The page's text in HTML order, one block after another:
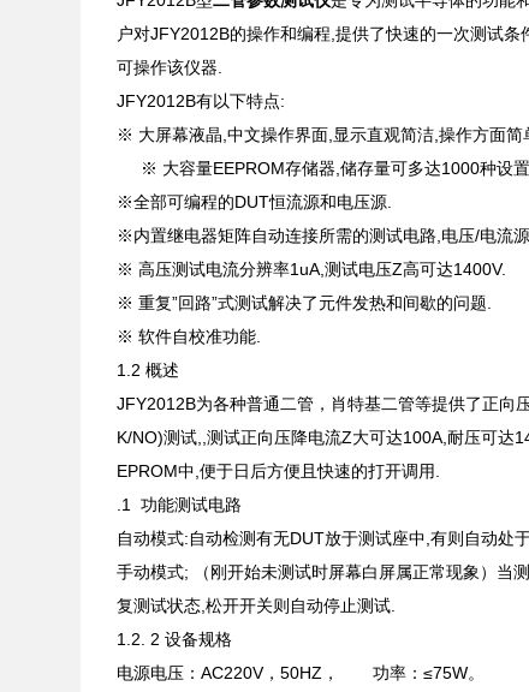
户对JFY2012B的操作和编程,提供了快速的一次测试
可操作该仪器.
JFY2012B有以下特点:
※ 大屏幕液晶,中文操作界面,显示直观简洁,操作方面简
※ 大容量EEPROM存储器,储存量可多达1000种设置
※全部可编程的DUT恒流源和电压源.
※内置继电器矩阵自动连接所需的测试电路,电压/电流
※ 高压测试电流分辨率1uA,测试电压Z高可达1400V.
※ 重复”回路”式测试解决了元件发热和间歇的问题.
※ 软件自校准功能.
1.2 概述
JFY2012B为各种普通二管，肖特基二管等提供了正向
K/NO)测试,,测试正向压降电流Z大可达100A,耐压可达
EPROM中,便于日后方便且快速的打开调用.
.1 功能测试电路
自动模式:自动检测有无DUT放于测试座中,有则自动处
手动模式; （刚开始未测试时屏幕白屏属正常现象）当
复测试状态,松开开关则自动停止测试.
1.2. 2 设备规格
电源电压：AC220V，50HZ， 功率：≤75W。